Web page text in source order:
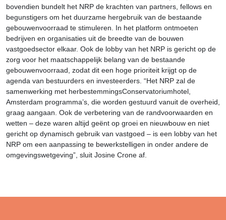
bovendien bundelt het NRP de krachten van partners, fellows en
begunstigers om het duurzame hergebruik van de bestaande
gebouwenvoorraad te stimuleren. In het platform ontmoeten
bedrijven en organisaties uit de breedte van de bouwen
vastgoedsector elkaar. Ook de lobby van het NRP is gericht op de
zorg voor het maatschappelijk belang van de bestaande
gebouwenvoorraad, zodat dit een hoge prioriteit krijgt op de
agenda van bestuurders en investeerders. “Het NRP zal de
samenwerking met herbestemmingsConservatoriumhotel,
Amsterdam programma’s, die worden gestuurd vanuit de overheid,
graag aangaan. Ook de verbetering van de randvoorwaarden en
wetten – deze waren altijd geënt op groei en nieuwbouw en niet
gericht op dynamisch gebruik van vastgoed – is een lobby van het
NRP om een aanpassing te bewerkstelligen in onder andere de
omgevingswetgeving”, sluit Josine Crone af.